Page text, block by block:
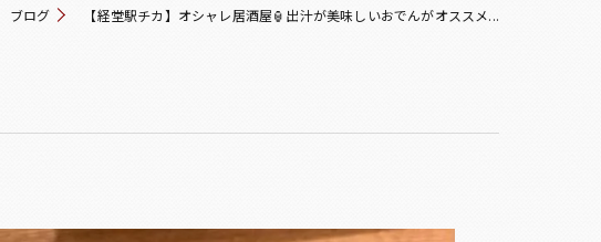
ブログ 【経堂駅チカ】オシャレ居酒屋🏮出汁が美味しいおでんがオススメ...